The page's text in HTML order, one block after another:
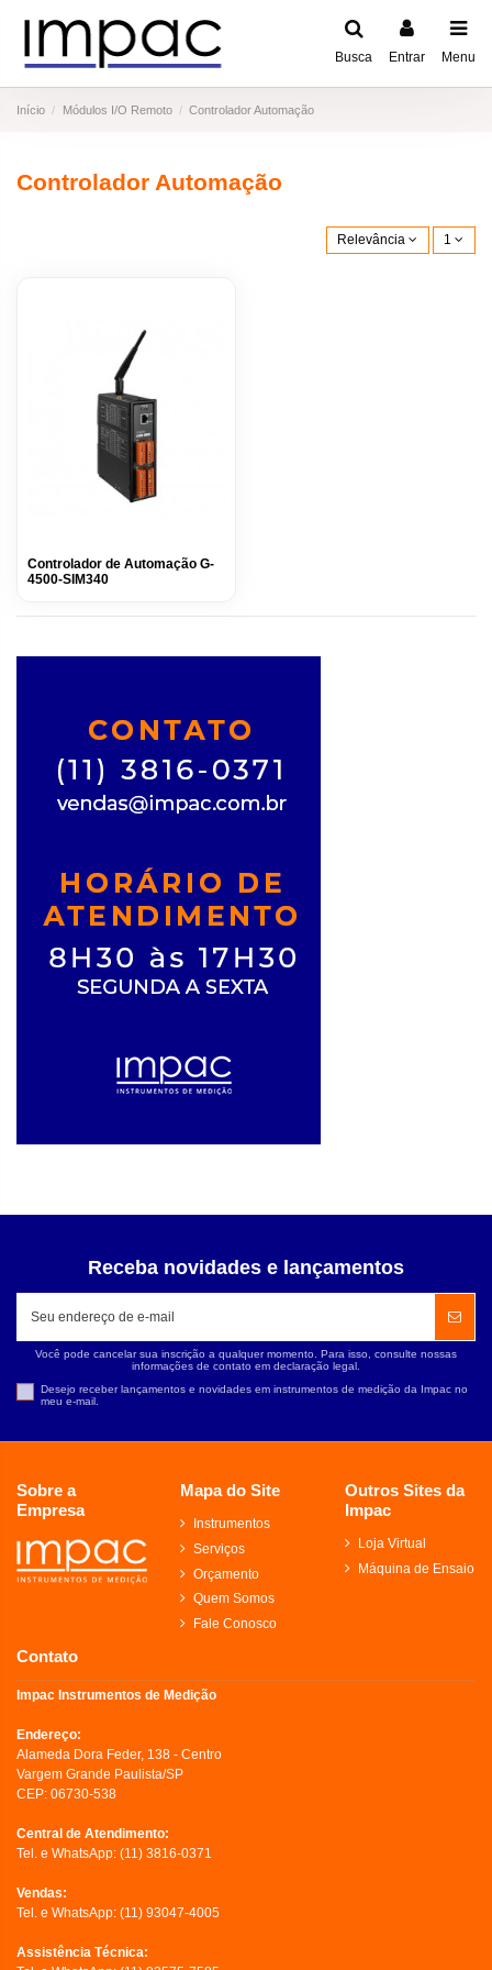
Busca Entrar Menu
Início Módulos I/O Remoto Controlador Automação
Controlador Automação
Relevância 1
Controlador de Automação G-
4500-SIM340
Receba novidades e lançamentos
Você pode cancelar sua inscrição a qualquer momento. Para isso, consulte nossas
informações de contato em declaração legal.
Desejo receber lançamentos e novidades em instrumentos de medição da Impac no
meu e-mail.
Sobre a
Empresa
Mapa do Site
Instrumentos
Serviços
Orçamento
Quem Somos
Fale Conosco
Outros Sites da
Impac
Loja Virtual
Máquina de Ensaio
Contato
Impac Instrumentos de Medição
Endereço:
Alameda Dora Feder, 138 - Centro
Vargem Grande Paulista/SP
CEP: 06730-538
Central de Atendimento:
Tel. e WhatsApp: (11) 3816-0371
Vendas:
Tel. e WhatsApp: (11) 93047-4005
Assistência Técnica: